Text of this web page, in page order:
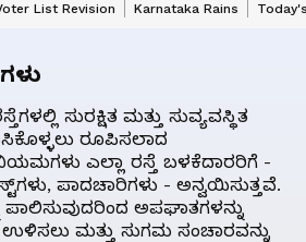
List Revision Karnataka Rains
ಸುರಕ್ಷಿತ ಮತ್ತು ಸುವ್ಯವಸ್ಥಿತ
ರೂಪಿಸಲಾದ
ಎಲ್ಲಾ ರಸ್ತೆ ಬಳಕೆದಾರರಿಗೆ -
ಪಾದಚಾರಿಗಳು - ಅನ್ವಯಿಸುತ್ತವೆ.
ಅಪಘಾತಗಳನ್ನು
ಉಳಿಸಲು ಮತ್ತು ಸುಗಮ ಸಂಚಾರವನ್ನು